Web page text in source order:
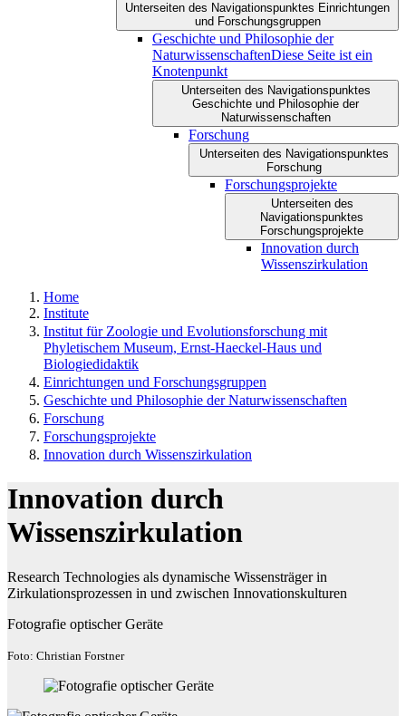
Unterseiten des Navigationspunktes Einrichtungen
und Forschungsgruppen
Geschichte und Philosophie der
NaturwissenschaftenDiese Seite ist ein
Knotenpunkt
Unterseiten des Navigationspunktes
Geschichte und Philosophie der
Naturwissenschaften
Forschung
Unterseiten des Navigationspunktes
Forschung
Forschungsprojekte
Unterseiten des
Navigationspunktes
Forschungsprojekte
Innovation durch
Wissenszirkulation
Home
Institute
Institut für Zoologie und Evolutionsforschung mit
Phyletischem Museum, Ernst-Haeckel-Haus und
Biologiedidaktik
Einrichtungen und Forschungsgruppen
Geschichte und Philosophie der Naturwissenschaften
Forschung
Forschungsprojekte
Innovation durch Wissenszirkulation
Innovation durch
Wissenszirkulation
Research Technologies als dynamische Wissensträger in
Zirkulationsprozessen in und zwischen Innovationskulturen
Fotografie optischer Geräte
Foto: Christian Forstner